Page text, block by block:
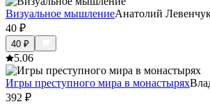
Визуальное мышлениеАнатолий
40 ₽
40 ₽
5.06
Игры преступного мира в монастырях
392 ₽